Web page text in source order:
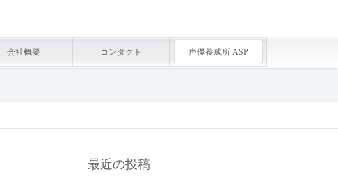
会社概要 コンタクト 声優養成所 ASP
最近の投稿